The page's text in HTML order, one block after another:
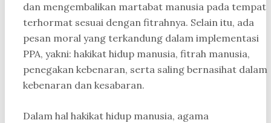
dan mengembalikan martabat manusia pada tempat
terhormat sesuai dengan fitrahnya. Selain itu, ada
pesan moral yang terkandung dalam implementasi
PPA, yakni: hakikat hidup manusia, fitrah manusia,
penegakan kebenaran, serta saling bernasihat dalam
kebenaran dan kesabaran.
Dalam hal hakikat hidup manusia, agama